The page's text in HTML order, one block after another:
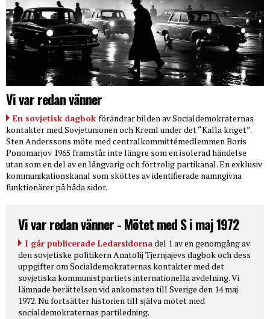
Vi var redan vänner
En sovjetisk dagbok förändrar bilden av Socialdemokraternas
kontakter med Sovjetunionen och Kreml under det “Kalla kriget”.
Sten Anderssons möte med centralkommittémedlemmen Boris
Ponomarjov 1965 framstår inte längre som en isolerad händelse
utan som en del av en långvarig och förtrolig partikanal. En exklusiv
kommunikationskanal som sköttes av identifierade namngivna
funktionärer på båda sidor.
Vi var redan vänner - Mötet med S i maj 1972
I går publicerade Ledarsidornadel 1 av en genomgång av
den sovjetiske politikern Anatolij Tjernjajevs dagbok och dess
uppgifter om Socialdemokraternas kontakter med det
sovjetiska kommunistpartiets internationella avdelning. Vi
lämnade berättelsen vid ankomsten till Sverige den 14 maj
1972. Nu fortsätter historien till själva mötet med
socialdemokraternas partiledning.